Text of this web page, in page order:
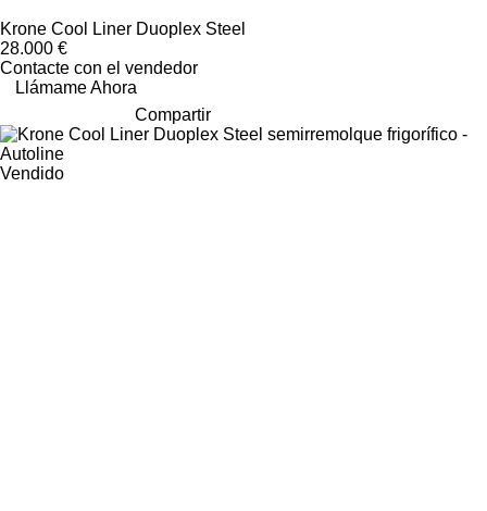
Krone Cool Liner Duoplex Steel
28.000 €
Contacte con el vendedor
Llámame Ahora
Compartir
Vendido